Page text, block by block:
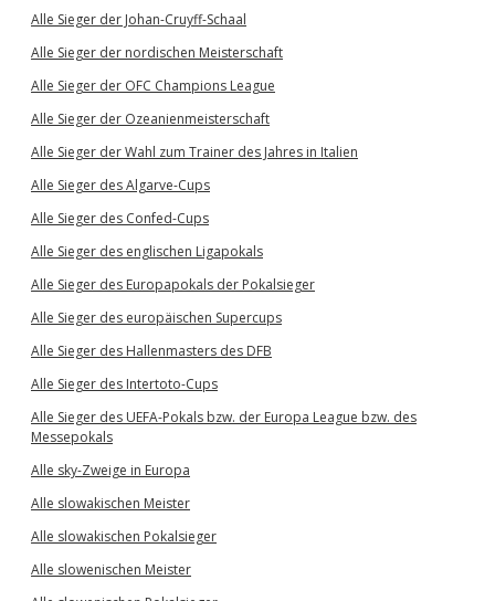
Alle Sieger der Johan-Cruyff-Schaal
Alle Sieger der nordischen Meisterschaft
Alle Sieger der OFC Champions League
Alle Sieger der Ozeanienmeisterschaft
Alle Sieger der Wahl zum Trainer des Jahres in Italien
Alle Sieger des Algarve-Cups
Alle Sieger des Confed-Cups
Alle Sieger des englischen Ligapokals
Alle Sieger des Europapokals der Pokalsieger
Alle Sieger des europäischen Supercups
Alle Sieger des Hallenmasters des DFB
Alle Sieger des Intertoto-Cups
Alle Sieger des UEFA-Pokals bzw. der Europa League bzw. des
Messepokals
Alle sky-Zweige in Europa
Alle slowakischen Meister
Alle slowakischen Pokalsieger
Alle slowenischen Meister